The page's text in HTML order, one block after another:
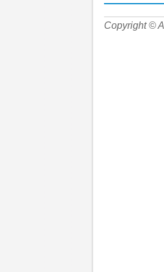
Copyright ©